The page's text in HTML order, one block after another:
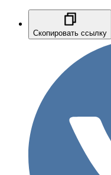
Скопировать ссылку